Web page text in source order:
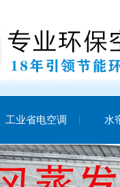
工业省电空调 水